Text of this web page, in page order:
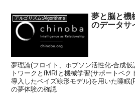
アルゴリズム:Algorithms
夢と脳と機
のデータサ
夢理論(フロイト、ホブソン活性化-合成仮
トワークとfMRIと機械学習(サポートベク
導入したベイズ線形モデル)を用いた睡眠
の夢体験の確認